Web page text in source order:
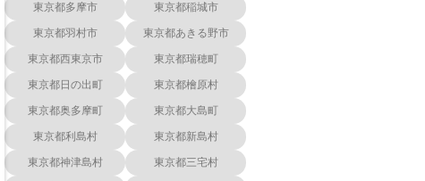
東京都多摩市 東京都稲城市
東京都羽村市 東京都あきる野市
東京都西東京市 東京都瑞穂町
東京都日の出町 東京都檜原村
東京都奥多摩町 東京都大島町
東京都利島村 東京都新島村
東京都神津島村 東京都三宅村